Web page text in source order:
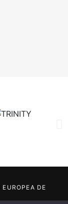
DE